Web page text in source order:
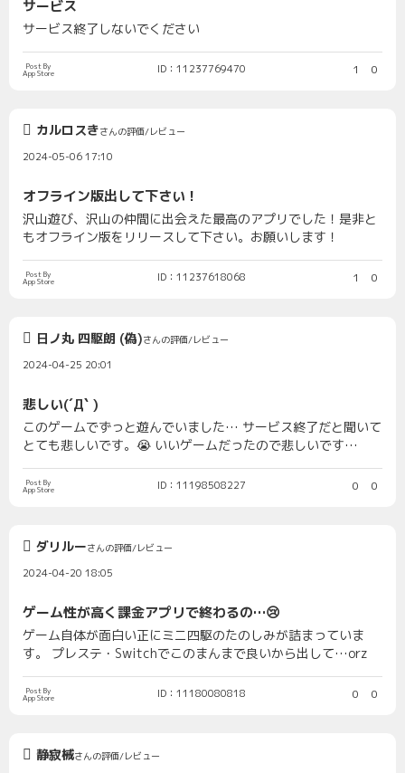
サービス
サービス終了しないでください
Post By
App Store ID：11237769470 1 0
カルロスきさんの評価/レビュー
2024-05-06 17:10
オフライン版出して下さい！
沢山遊び、沢山の仲間に出会えた最高のアプリでした！是非と
もオフライン版をリリースして下さい。お願いします！
Post By
App Store ID：11237618068 1 0
日ノ丸 四駆朗 (偽)さんの評価/レビュー
2024-04-25 20:01
悲しい(´Д` )
このゲームでずっと遊んでいました… サービス終了だと聞いて
とても悲しいです。😭 いいゲームだったので悲しいです…
Post By
App Store ID：11198508227 0 0
ダリルーさんの評価/レビュー
2024-04-20 18:05
ゲーム性が高く課金アプリで終わるの…😢
ゲーム自体が面白い正にミニ四駆のたのしみが詰まっていま
す。 プレステ・Switchでこのまんまで良いから出して…orz
Post By
App Store ID：11180080818 0 0
静寂械さんの評価/レビュー